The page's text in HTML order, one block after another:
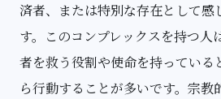
済者、または特別な存在として感
す。このコンプレックスを持つ人
者を救う役割や使命を持っている
ら行動することが多いです。宗教